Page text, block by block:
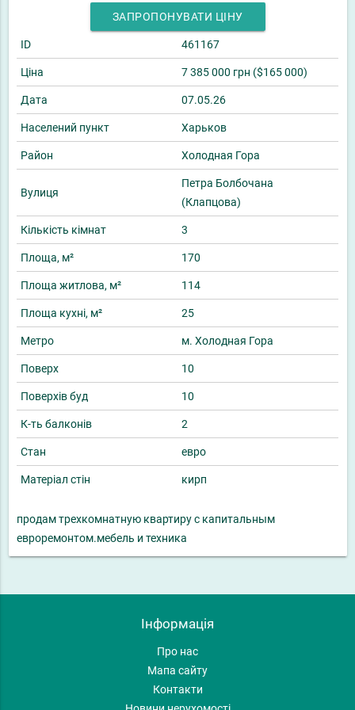
ЗАПРОПОНУВАТИ ЦІНУ
ID 461167
Ціна 7 385 000 грн ($165 000)
Дата 07.05.26
Населений пункт Харьков
Район Холодная Гора
Вулиця
Петра Болбочана
(Клапцова)
Кількість кімнат 3
Площа, м² 170
Площа житлова, м² 114
Площа кухні, м² 25
Метро м. Холодная Гора
Поверх 10
Поверхів буд 10
К-ть балконів 2
Стан евро
Матеріал стін кирп
продам трехкомнатную квартиру с капитальным
евроремонтом.мебель и техника
Інформація
Про нас
Мапа сайту
Контакти